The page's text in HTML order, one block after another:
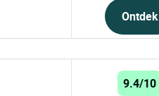
Ontdek
9.4/10